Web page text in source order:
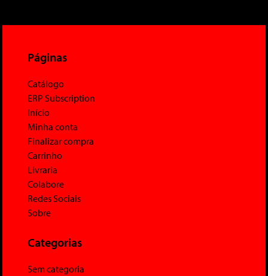
Páginas
Catálogo
ERP Subscription
Início
Minha conta
Finalizar compra
Carrinho
Livraria
Colabore
Redes Sociais
Sobre
Categorias
Sem categoria